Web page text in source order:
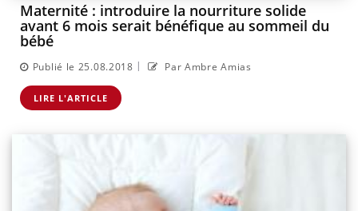
Maternité : introduire la nourriture solide
avant 6 mois serait bénéfique au sommeil du
bébé
Publié le 25.08.2018 | Par Ambre Amias
LIRE L'ARTICLE